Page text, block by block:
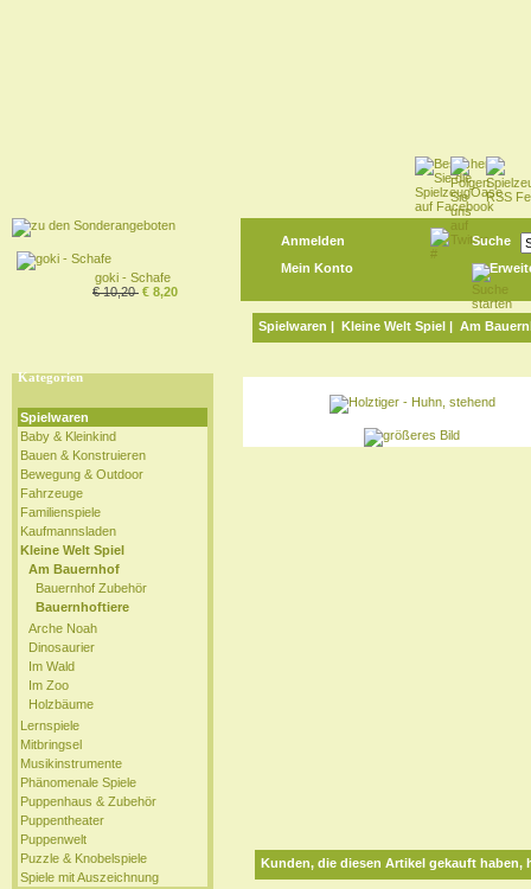
goki - Schafe
€ 10,20 € 8,20
Anmelden
Mein Konto
Suche
Spielwaren | Kleine Welt Spiel | Am
Kategorien
Spielwaren
Baby & Kleinkind
Bauen & Konstruieren
Bewegung & Outdoor
Fahrzeuge
Familienspiele
Kaufmannsladen
Kleine Welt Spiel
Am Bauernhof
Bauernhof Zubehör
Bauernhoftiere
Arche Noah
Dinosaurier
Im Wald
Im Zoo
Holzbäume
Lernspiele
Mitbringsel
Musikinstrumente
Phänomenale Spiele
Puppenhaus & Zubehör
Puppentheater
Puppenwelt
Puzzle & Knobelspiele
Spiele mit Auszeichnung
Kunden, die diesen Artikel gekauft